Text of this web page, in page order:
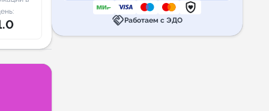
handshakeРаботаем с ЭДО